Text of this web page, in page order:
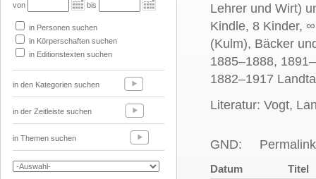
von bis
in Personen suchen
in Körperschaften suchen
in Editionstexten suchen
in den Kategorien suchen
in der Zeitleiste suchen
in Themen suchen
Lehrer und Wirt)
Kindle, 8 Kinder,
(Kulm), Bäcker
1885–1888,
1882–1917
Literatur: Vogt,
GND:
Datum Titel